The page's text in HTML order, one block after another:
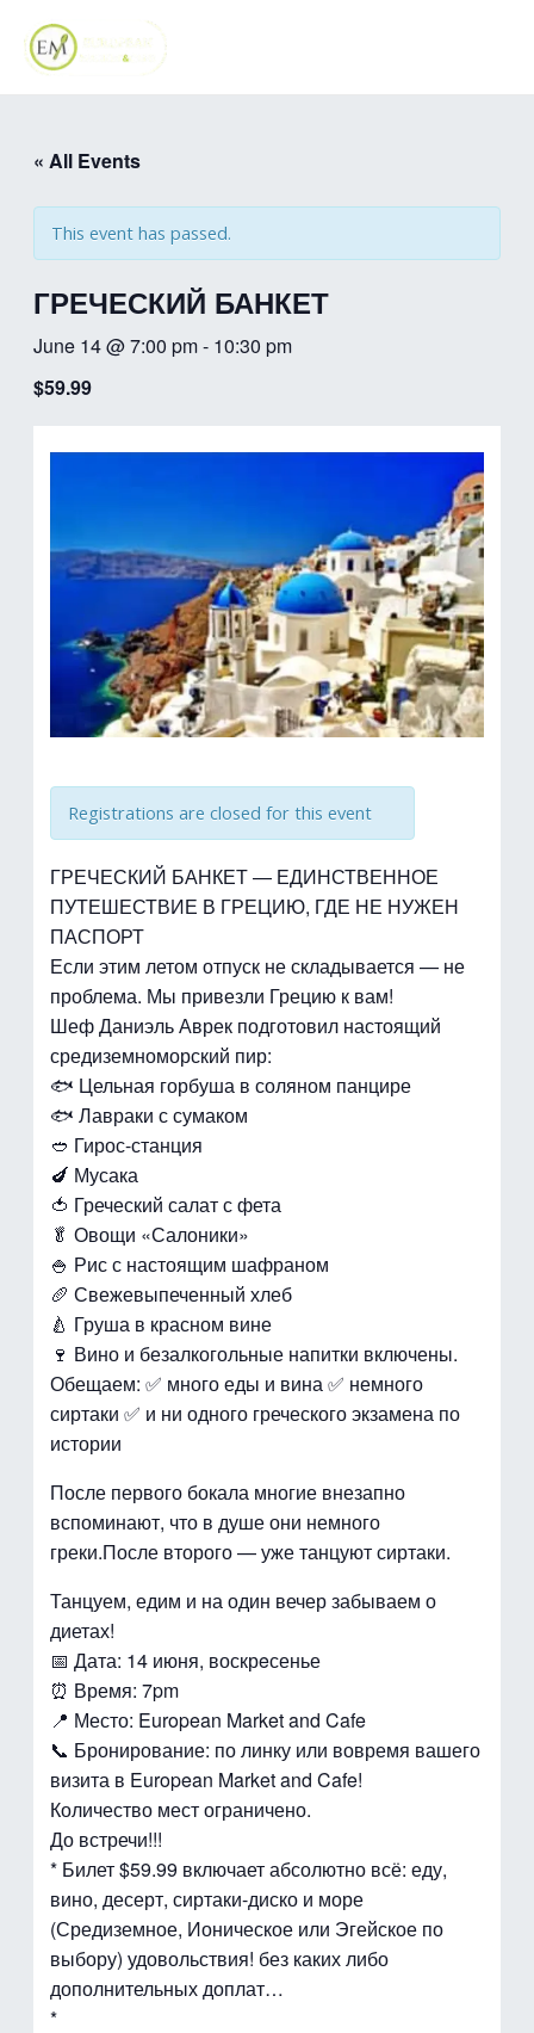
content
« All Events
This event has passed.
ГРЕЧЕСКИЙ БАНКЕТ
June 14 @ 7:00 pm- 10:30 pm
$59.99
Registrations are closed for this event
ГРЕЧЕСКИЙ БАНКЕТ — ЕДИНСТВЕННОЕ
ПУТЕШЕСТВИЕ В ГРЕЦИЮ, ГДЕ НЕ НУЖЕН
ПАСПОРТ
Если этим летом отпуск не складывается — не
проблема. Мы привезли Грецию к вам!
Шеф Даниэль Аврек подготовил настоящий
средиземноморский пир:
🐟 Цельная горбуша в соляном панцире
🐟 Лавраки с сумаком
🥙 Гирос-станция
🍆 Мусака
🍅 Греческий салат с фета
🥬 Овощи «Салоники»
🍚 Рис с настоящим шафраном
🥖 Свежевыпеченный хлеб
🍐 Груша в красном вине
🍷 Вино и безалкогольные напитки включены.
Обещаем: ✅ много еды и вина ✅ немного
сиртаки ✅ и ни одного греческого экзамена по
истории
После первого бокала многие внезапно
вспоминают, что в душе они немного
греки.После второго — уже танцуют сиртаки.
Танцуем, едим и на один вечер забываем о
диетах!
📅 Дата: 14 июня, воскрeсенье
⏰ Время: 7pm
📍 Место: European Market and Cafe
📞 Бронирование: по линку или вовремя вашего
визита в European Market and Cafe!
Количество мест ограничено.
До встречи!!!
* Билет $59.99 включает абсолютно всё: еду,
вино, десерт, сиртаки-диско и море
(Средиземное, Ионическое или Эгейское по
выбору) удовольствия! без каких либо
дополнительных доплат…
*